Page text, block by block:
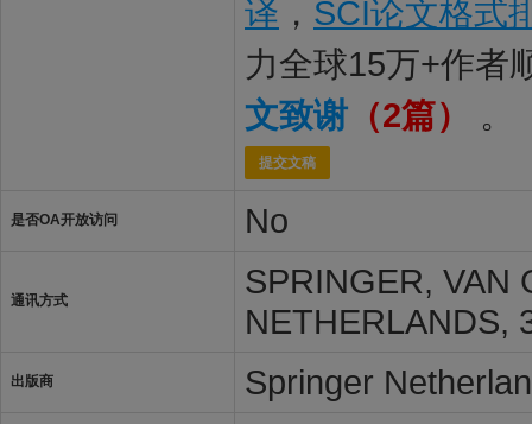
译 ， SCI论文格式
力全球15万+作者
文致谢 （2篇） 。
提交文稿
是否OA开放访问 No
通讯方式
SPRINGER, VAN
NETHERLANDS,
出版商 Springer